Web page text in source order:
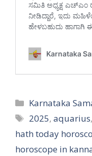
Categories
Karnataka
Tags
2025,aquarius
hath today
horoscope in